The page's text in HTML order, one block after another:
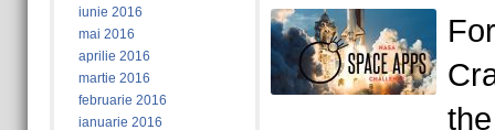
iunie 2016
mai 2016
aprilie 2016
martie 2016
februarie 2016
ianuarie 2016